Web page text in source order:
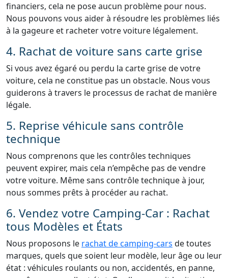
financiers, cela ne pose aucun problème pour nous.
Nous pouvons vous aider à résoudre les problèmes liés
à la gageure et racheter votre voiture légalement.
4. Rachat de voiture sans carte grise
Si vous avez égaré ou perdu la carte grise de votre
voiture, cela ne constitue pas un obstacle. Nous vous
guiderons à travers le processus de rachat de manière
légale.
5. Reprise véhicule sans contrôle
technique
Nous comprenons que les contrôles techniques
peuvent expirer, mais cela n’empêche pas de vendre
votre voiture. Même sans contrôle technique à jour,
nous sommes prêts à procéder au rachat.
6. Vendez votre Camping-Car : Rachat
tous Modèles et États
Nous proposons le rachat de camping-cars de toutes
marques, quels que soient leur modèle, leur âge ou leur
état : véhicules roulants ou non, accidentés, en panne,